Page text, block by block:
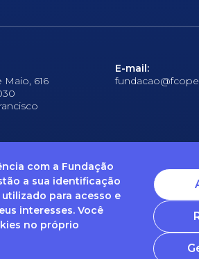
com a Fundação
a sua identificação
para acesso e
interesses. Você
no próprio
Maio, 616
E-mail:
Documentos obrigatórios
entre em contato com o nosso DPO